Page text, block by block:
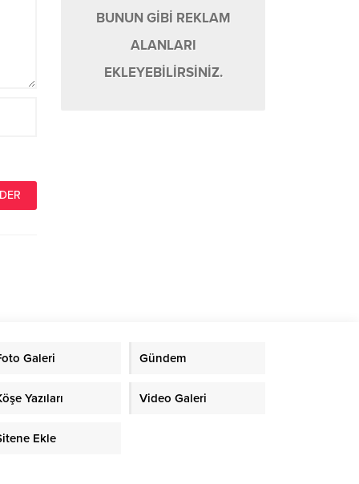
BUNUN GİBİ REKLAM
ALANLARI
EKLEYEBİLİRSİNİZ.
Galeri Gündem
Yazıları Video Galeri
Ekle